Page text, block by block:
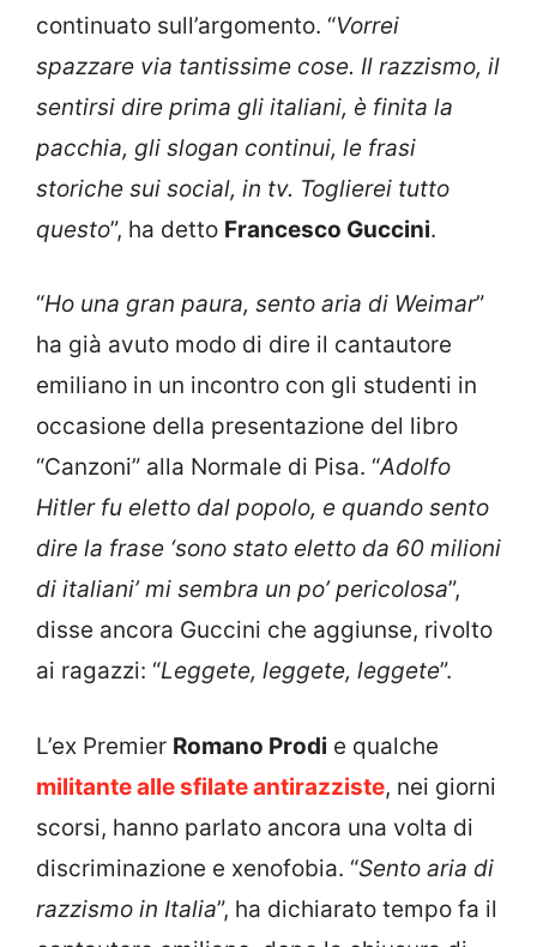
continuato sull’argomento. “Vorrei
spazzare via tantissime cose. Il razzismo, il
sentirsi dire prima gli italiani, è finita la
pacchia, gli slogan continui, le frasi
storiche sui social, in tv. Toglierei tutto
questo”, ha detto Francesco Guccini.
“Ho una gran paura, sento aria di Weimar”
ha già avuto modo di dire il cantautore
emiliano in un incontro con gli studenti in
occasione della presentazione del libro
“Canzoni” alla Normale di Pisa. “Adolfo
Hitler fu eletto dal popolo, e quando sento
dire la frase ‘sono stato eletto da 60 milioni
di italiani’ mi sembra un po’ pericolosa”,
disse ancora Guccini che aggiunse, rivolto
ai ragazzi: “Leggete, leggete, leggete”.
L’ex Premier Romano Prodi e qualche
militante alle sfilate antirazziste, nei giorni
scorsi, hanno parlato ancora una volta di
discriminazione e xenofobia. “Sento aria di
razzismo in Italia”, ha dichiarato tempo fa il